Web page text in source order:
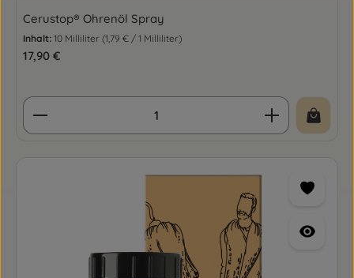
Cerustop® Ohrenöl Spray
Inhalt: 10 Milliliter (1,79 € / 1 Milliliter)
Regulärer Preis:
17,90 €
Produkt Anzahl: Gib den gewünschten Wert